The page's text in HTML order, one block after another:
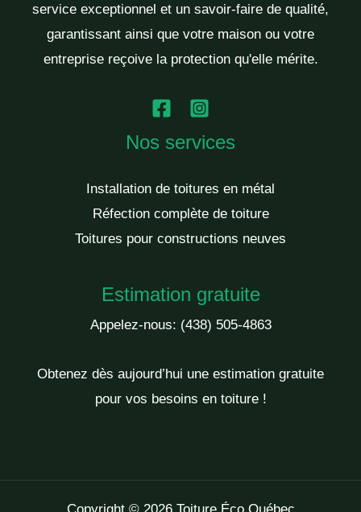
service exceptionnel et un savoir-faire de qualité,
garantissant ainsi que votre maison ou votre
entreprise reçoive la protection qu'elle mérite.
Nos services
Installation de toitures en métal
Réfection complète de toiture
Toitures pour constructions neuves
Estimation gratuite
Appelez-nous: (438) 505-4863
Obtenez dès aujourd’hui une estimation gratuite
pour vos besoins en toiture !